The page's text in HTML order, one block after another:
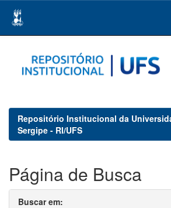
navigation
Repositório Institucional da
Sergipe - RI/UFS
Página de Busca
Buscar em: